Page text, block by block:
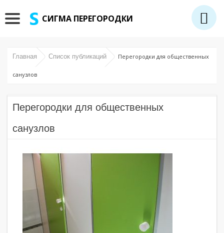
СИГМА ПЕРЕГОРОДКИ
Главная Список публикаций Перегородки для общественных
санузлов
Перегородки для общественных
санузлов